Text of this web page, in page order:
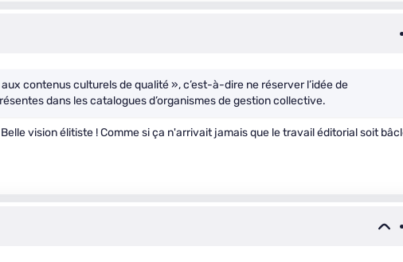
contenus culturels de qualité », c’est-à-dire ne réserver l’idée de
dans les catalogues d’organismes de gestion collective.
vision élitiste ! Comme si ça n'arrivait jamais que le travail éditorial soit